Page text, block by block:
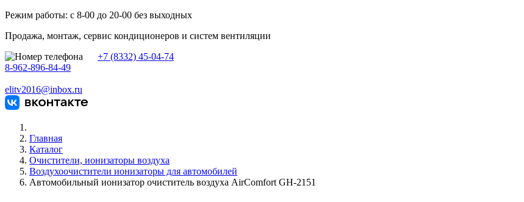
Режим работы: с 8-00 до 20-00 без выходных
Продажа, монтаж, сервис кондиционеров и систем вентиляции
+7 (8332) 45-04-74
8-962-896-84-49
elitv2016@inbox.ru
Главная
Каталог
Очистители, ионизаторы воздуха
Воздухоочистители ионизаторы для автомобилей
Автомобильный ионизатор очиститель воздуха AirComfort GH-2151